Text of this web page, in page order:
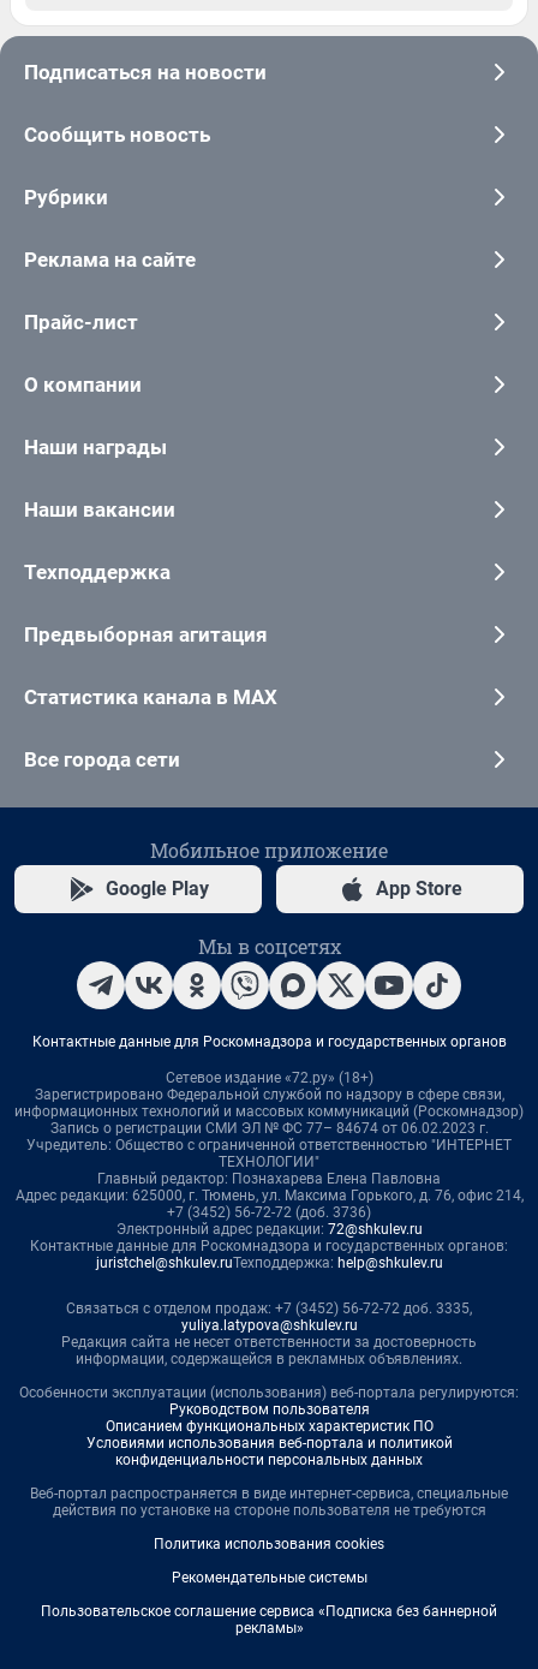
Подписаться на новости
Сообщить новость
Рубрики
Реклама на сайте
Прайс-лист
О компании
Наши награды
Наши вакансии
Техподдержка
Предвыборная агитация
Статистика канала в MAX
Все города сети
Мобильное приложение
Google Play App Store
Мы в соцсетях
Контактные данные для Роскомнадзора и государственных органов
Сетевое издание «72.ру» (18+)
Зарегистрировано Федеральной службой по надзору в сфере связи,
информационных технологий и массовых коммуникаций (Роскомнадзор)
Запись о регистрации СМИ ЭЛ № ФС 77– 84674 от 06.02.2023 г.
Учредитель: Общество с ограниченной ответственностью "ИНТЕРНЕТ
ТЕХНОЛОГИИ"
Главный редактор: Познахарева Елена Павловна
Адрес редакции: 625000, г. Тюмень, ул. Максима Горького, д. 76, офис 214,
+7 (3452) 56-72-72 (доб. 3736)
Электронный адрес редакции: 72@shkulev.ru
Контактные данные для Роскомнадзора и государственных органов:
juristchel@shkulev.ruТехподдержка: help@shkulev.ru
Связаться с отделом продаж: +7 (3452) 56-72-72 доб. 3335,
yuliya.latypova@shkulev.ru
Редакция сайта не несет ответственности за достоверность
информации, содержащейся в рекламных объявлениях.
Особенности эксплуатации (использования) веб-портала регулируются:
Руководством пользователя
Описанием функциональных характеристик ПО
Условиями использования веб-портала и политикой
конфиденциальности персональных данных
Веб-портал распространяется в виде интернет-сервиса, специальные
действия по установке на стороне пользователя не требуются
Политика использования cookies
Рекомендательные системы
Пользовательское соглашение сервиса «Подписка без баннерной
рекламы»